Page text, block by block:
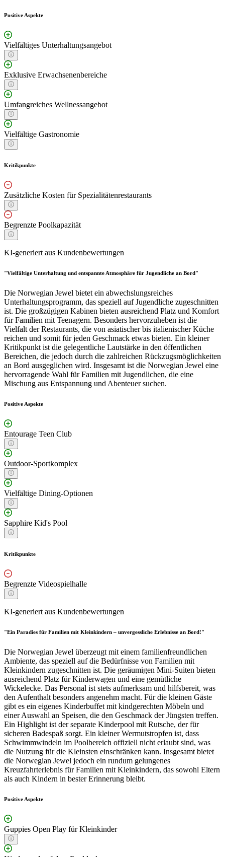
Positive Aspekte
Vielfältiges Unterhaltungsangebot
Exklusive Erwachsenenbereiche
Umfangreiches Wellnessangebot
Vielfältige Gastronomie
Kritikpunkte
Zusätzliche Kosten für Spezialitätenrestaurants
Begrenzte Poolkapazität
KI-generiert aus Kundenbewertungen
"Vielfältige Unterhaltung und entspannte Atmosphäre für Jugendliche an Bord"
Die Norwegian Jewel bietet ein abwechslungsreiches
Unterhaltungsprogramm, das speziell auf Jugendliche zugeschnitten
ist. Die großzügigen Kabinen bieten ausreichend Platz und Komfort
für Familien mit Teenagern. Besonders hervorzuheben ist die
Vielfalt der Restaurants, die von asiatischer bis italienischer Küche
reichen und somit für jeden Geschmack etwas bieten. Ein kleiner
Kritikpunkt ist die gelegentliche Lautstärke in den öffentlichen
Bereichen, die jedoch durch die zahlreichen Rückzugsmöglichkeiten
an Bord ausgeglichen wird. Insgesamt ist die Norwegian Jewel eine
hervorragende Wahl für Familien mit Jugendlichen, die eine
Mischung aus Entspannung und Abenteuer suchen.
Positive Aspekte
Entourage Teen Club
Outdoor-Sportkomplex
Vielfältige Dining-Optionen
Sapphire Kid's Pool
Kritikpunkte
Begrenzte Videospielhalle
KI-generiert aus Kundenbewertungen
"Ein Paradies für Familien mit Kleinkindern – unvergessliche Erlebnisse an Bord!"
Die Norwegian Jewel überzeugt mit einem familienfreundlichen
Ambiente, das speziell auf die Bedürfnisse von Familien mit
Kleinkindern zugeschnitten ist. Die geräumigen Mini-Suiten bieten
ausreichend Platz für Kinderwagen und eine gemütliche
Wickelecke. Das Personal ist stets aufmerksam und hilfsbereit, was
den Aufenthalt besonders angenehm macht. Für die kleinen Gäste
gibt es ein eigenes Kinderbuffet mit kindgerechten Möbeln und
einer Auswahl an Speisen, die den Geschmack der Jüngsten treffen.
Ein Highlight ist der separate Kinderpool mit Rutsche, der für
sicheren Badespaß sorgt. Ein kleiner Wermutstropfen ist, dass
Schwimmwindeln im Poolbereich offiziell nicht erlaubt sind, was
die Nutzung für die Kleinsten einschränken kann. Insgesamt bietet
die Norwegian Jewel jedoch ein rundum gelungenes
Kreuzfahrterlebnis für Familien mit Kleinkindern, das sowohl Eltern
als auch Kindern in bester Erinnerung bleibt.
Positive Aspekte
Guppies Open Play für Kleinkinder